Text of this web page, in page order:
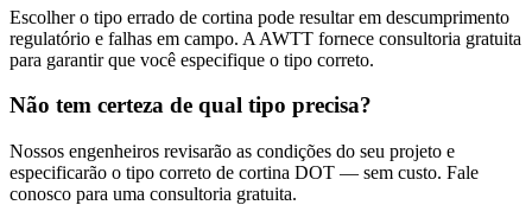
Escolher o tipo errado de cortina pode resultar em descumprimento
regulatório e falhas em campo. A AWTT fornece consultoria gratuita
para garantir que você especifique o tipo correto.
Não tem certeza de qual tipo precisa?
Nossos engenheiros revisarão as condições do seu projeto e
especificarão o tipo correto de cortina DOT — sem custo. Fale
conosco para uma consultoria gratuita.